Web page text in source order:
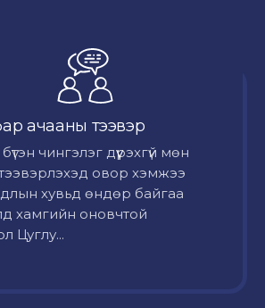
ачааны тээвэр
чингэлэг дүүрэхгүй мөн
овор хэмжээ
хувьд өндөр байгаа
хамгийн оновчтой
Цуглу...